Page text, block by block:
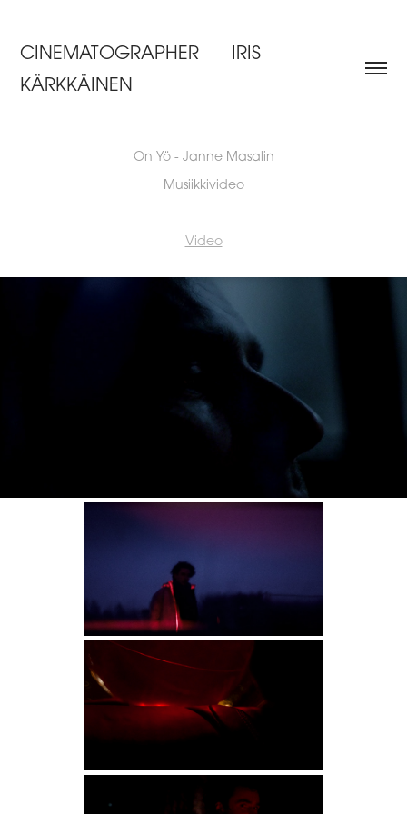
CINEMATOGRAPHER      IRIS
KÄRKKÄINEN
On Yö - Janne Masalin
Musiikkivideo
Video